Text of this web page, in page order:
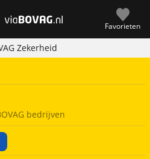
Favorieten
Zekerheid
bedrijven